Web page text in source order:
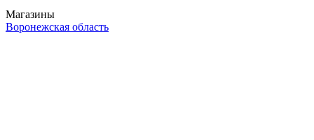
Магазины
Воронежская область